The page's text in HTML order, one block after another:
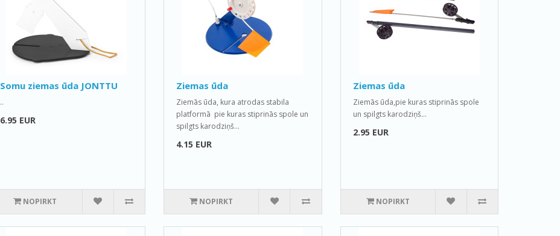
Somu ziemas ūda JONTTU
..
6.95 EUR
NOPIRKT
Ziemas ūda
Ziemās ūda, kura atrodas stabila
platformā pie kuras stiprinās spole un
spilgts karodziņš...
4.15 EUR
NOPIRKT
Ziemas ūda
Ziemās ūda,pie kuras stiprinās spole
un spilgts karodziņš...
2.95 EUR
NOPIRKT